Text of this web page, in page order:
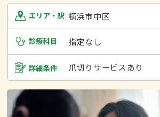
エリア・駅 横浜市中区
診療科目 指定なし
詳細条件 爪切りサービスあり